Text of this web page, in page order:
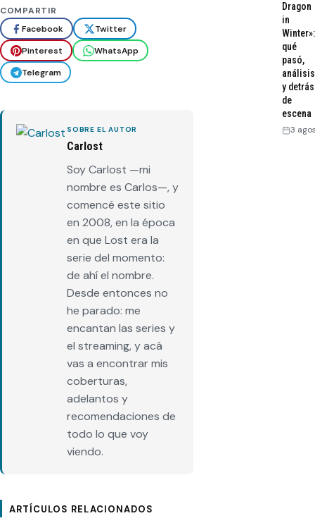
COMPARTIR
Facebook
Twitter
Pinterest
WhatsApp
Telegram
SOBRE EL AUTOR
Carlost
Soy Carlost —mi
nombre es Carlos—, y
comencé este sitio
en 2008, en la época
en que Lost era la
serie del momento:
de ahí el nombre.
Desde entonces no
he parado: me
encantan las series y
el streaming, y acá
vas a encontrar mis
coberturas,
adelantos y
recomendaciones de
todo lo que voy
viendo.
ARTÍCULOS RELACIONADOS
Dragon
in
Winter»:
qué
pasó,
análisis
y detrás
de
escena
3